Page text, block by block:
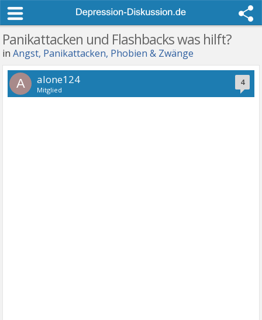
Panikattacken und Flashbacks was hilft?
inAngst, Panikattacken, Phobien & Zwänge
4
A alone124
Mitglied